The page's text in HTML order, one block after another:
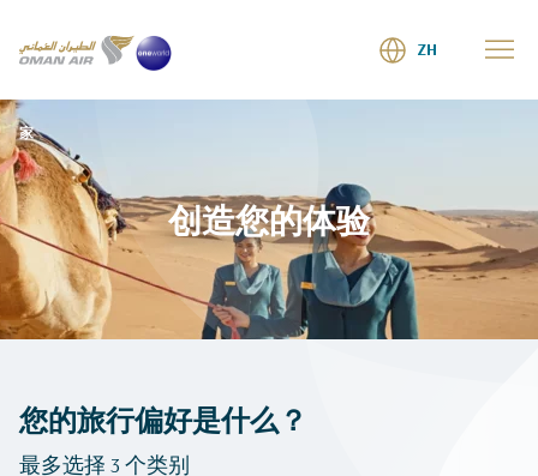
ZH
创造您的体验
家
您的旅行偏好是什么？
最多选择 3 个类别